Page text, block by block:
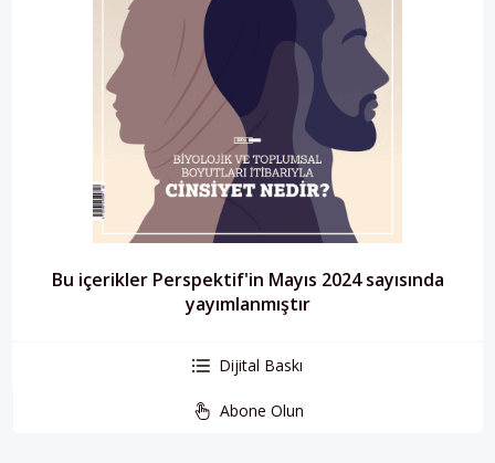
Bu içerikler Perspektif'in Mayıs 2024 sayısında
yayımlanmıştır
Dijital Baskı
Abone Olun